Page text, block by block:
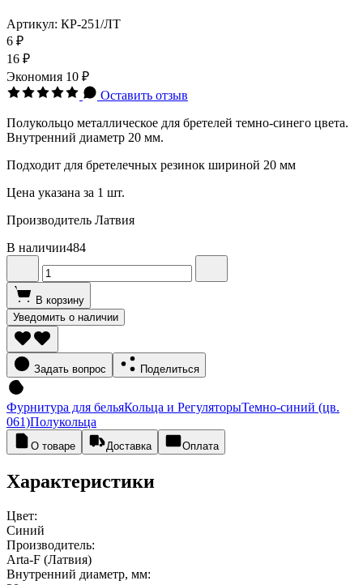
Артикул: КР-251/ЛТ
6 ₽
16 ₽
Экономия 10 ₽
Оставить отзыв
Полукольцо металлическое для бретелей темно-синего цвета.
Внутренний диаметр 20 мм.
Подходит для бретелечных резинок шириной 20 мм
Цена указана за 1 шт.
Производитель Латвия
В наличии484
В корзину
Уведомить о наличии
Задать вопрос Поделиться
Фурнитура для бельяКольца и РегуляторыТемно-синий (цв.
061)Полукольца
О товаре Доставка Оплата
Характеристики
Цвет:
Синий
Производитель:
Arta-F (Латвия)
Внутренний диаметр, мм: